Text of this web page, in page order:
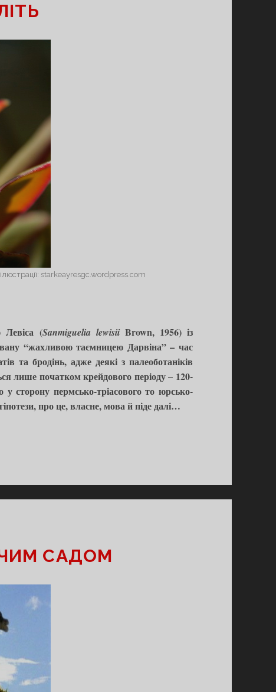
starkeayresgc.wordpress.com
Левіса (Sanmiguelia lewisiiBrown, 1956) із
“жахливою таємницею Дарвіна” – час
та бродінь, адже деякі з палеоботаніків
лише початком крейдового періоду – 120-
у сторону пермсько-тріасового то юрсько-
про це, власне, мова й піде далі…
САДОМ